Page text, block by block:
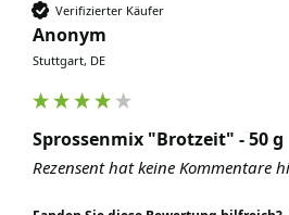
Verifizierter Käufer
Anonym
Stuttgart, DE
Sprossenmix "Brotzeit" - 50 g
Rezensent hat keine Kommentare